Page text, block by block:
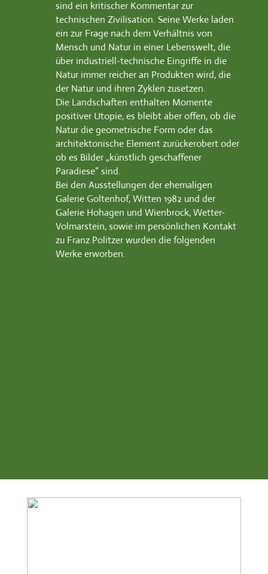
sind ein kritischer Kommentar zur
technischen Zivilisation. Seine Werke laden
ein zur Frage nach dem Verhältnis von
Mensch und Natur in einer Lebenswelt, die
über industriell-technische Eingriffe in die
Natur immer reicher an Produkten wird, die
der Natur und ihren Zyklen zusetzen.
Die Landschaften enthalten Momente
positiver Utopie, es bleibt aber offen, ob die
Natur die geometrische Form oder das
architektonische Element zurückerobert oder
ob es Bilder „künstlich geschaffener
Paradiese“ sind.
Bei den Ausstellungen der ehemaligen
Galerie Goltenhof, Witten 1982 und der
Galerie Hohagen und Wienbrock, Wetter-
Volmarstein, sowie im persönlichen Kontakt
zu Franz Politzer wurden die folgenden
Werke erworben.